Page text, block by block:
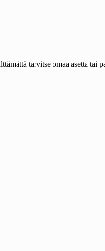
tarvitse omaa asetta tai